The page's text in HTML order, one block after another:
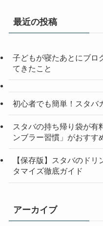
最近の投稿
子どもが寝たあとにブロ
てきたこと
初心者でも簡単！スタバ
スタバの持ち帰り袋が有
ンブラー習慣」がおすす
【保存版】スタバのド
タマイズ徹底ガイド
アーカイブ